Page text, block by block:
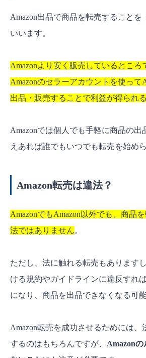
Amazon転売についてよくある質
Amazon転売とは？
Amazon転売の仕入れ先は？
Amazon転売でおすすめのリ
Amazon出品で商品を転売することを
いいます。
Amazonより安く販売しているところ
Amazonのセラーアカウントを使って
出品・販売することで利益が得られ
Amazonでは個人でも手軽に商品の出
えあれば誰でもいつでも転売を始めら
Amazon転売は違法？
AmazonでもAmazon以外でも、商品
法ではありません。
ただし、法に触れる転売もあります
ける規約やガイドラインに違反すれ
になり、商品を出品できなくなる可
Amazon転売を成功させるためには、
するのはもちろんですが、 Amazon